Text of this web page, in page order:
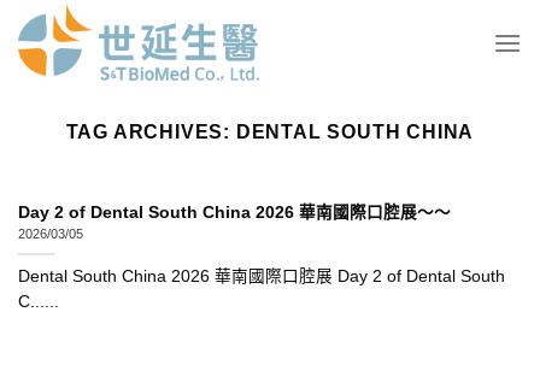
Skip
content
TAG ARCHIVES: DENTAL SOUTH CHINA
Day 2 of Dental South China 2026 華南國際口腔展～～
2026/03/05
Dental South China 2026 華南國際口腔展 Day 2 of Dental South
C......